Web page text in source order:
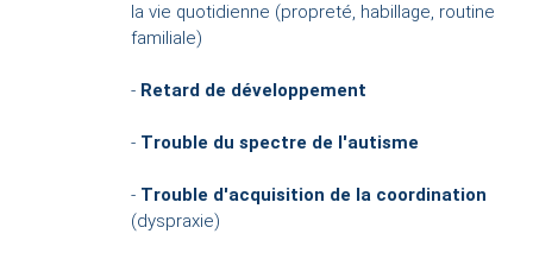
la vie quotidienne (propreté, habillage, routine
familiale)
- Retard de développement
- Trouble du spectre de l'autisme
- Trouble d'acquisition de la coordination
(dyspraxie)